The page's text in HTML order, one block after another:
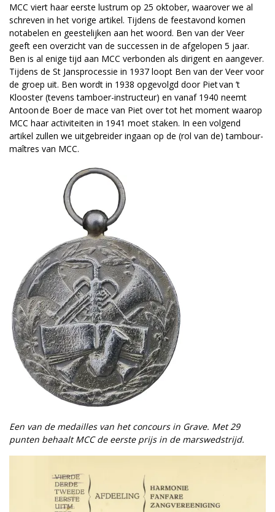
MCC viert haar eerste lustrum op 25 oktober, waarover we al
schreven in het vorige artikel. Tijdens de feestavond komen
notabelen en geestelijken aan het woord. Ben van der Veer
geeft een overzicht van de successen in de afgelopen 5 jaar.
Ben is al enige tijd aan MCC verbonden als dirigent en aangever.
Tijdens de St Jansprocessie in 1937 loopt Ben van der Veer voor
de groep uit. Ben wordt in 1938 opgevolgd door Piet van ’t
Klooster (tevens tamboer-instructeur) en vanaf 1940 neemt
Antoon de Boer de mace van Piet over tot het moment waarop
MCC haar activiteiten in 1941 moet staken. In een volgend
artikel zullen we uitgebreider ingaan op de (rol van de) tambour-
maîtres van MCC.
Een van de medailles van het concours in Grave. Met 29
punten behaalt MCC de eerste prijs in de marswedstrijd.